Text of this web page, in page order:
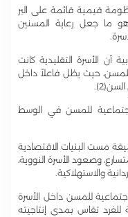
قيمية قائمة على البر
وهو ما جعل رعاية المسنين
الأسرة التقليدية كانت
حيث يظل فاعلاً داخل
للمسن في الوسط
مست البنيات الاقتصادية
وصعود الأسرة النووية،
والاستهلاكية.
للمسن داخل الأسرة
تقاس بمدى إنتاجيته